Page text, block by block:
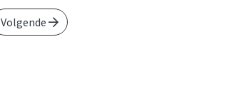
Volgende